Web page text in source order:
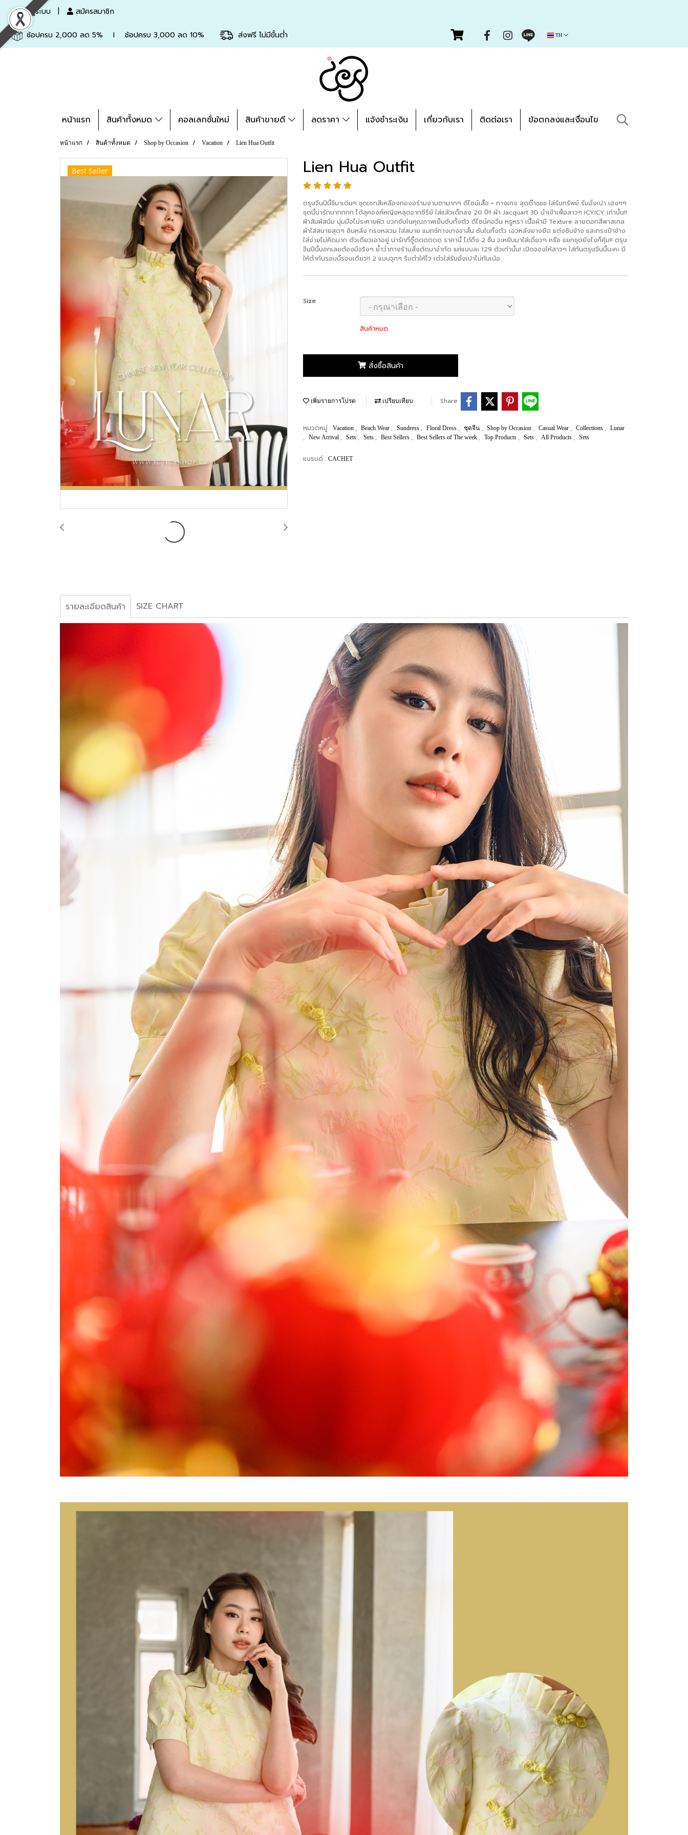
เข้าสู่ระบบ สมัครสมาชิก
ช้อปครบ 2,000 ลด 5% l ช้อปครบ 3,000 ลด 10% ส่งฟรี ไม่มีขั้นต่ำ TH
หน้าแรก สินค้าทั้งหมด คอลเลกชั่นใหม่ สินค้าขายดี ลดราคา แจ้งชำระเงิน เกี่ยวกับเรา ติดต่อเรา ข้อตกลงและเงื่อนไข
หน้าแรก สินค้าทั้งหมด Shop by Occasion Vacation Lien Hua Outfit
Best Seller Lien Hua Outfit
ตรุษจีนปีนี้ชีมาเด่นๆ ชุดเซทสีเหลืองทองอร่ามงามตามากๆ ดีไซน์เสื้อ + กางเกง สุดต๊าชชช ใส่รับทรัพย์ รับอั่งเปา เฮงๆๆ
ชุดนี้น่ารักมากกกก ได้ลุคองศ์หญิงหลุดจากซีรีย์ ใส่แล้วเด็กลง 20 ปี!! ผ้า Jacquart 3D นำเข้าเพื่อสาวๆ ICYICY เท่านั้น!!
ผ้าสัมผัสนิ่ม นุ่มมือไม่ระคายผิว บวกซับในคุณภาพเย็บซับทั้งตัว ดีไซน์คอจีน หรูหรา เนื้อผ้ามี Texture ลายดอกสีพาสเทล
ผ้าใส่สบายสุดๆ ซิบหลัง ทรงหลวม ใส่สบาย แมทช์กางเกงขาสั้น ซับในทั้งตัว เอวหลังยางยืด แต่งซิบข้าง และกระเป๋าข้าง
ใส่ง่ายไม่คิดมาก ตัวเดียวเอาอยู่ น่ารักที่ซู๊ดดดดดด ราคานี้ ได้ถึง 2 ชิ้น จะหยิบมาใส่เดี่ยวๆ หรือ แยกชุดยังไงก็คุ้ม!! ตรุษ
จีนปีนี้บอกเลยต้องมีจริงๆ ย้ำว่าทางร้านสั่งตัดมาจำกัด แค่แบบละ 129 ตัวเท่านั้น! เปิดจองให้สาวๆ ใส่ทันตรุษจีนนี้นะคะ มี
ให้ตำกันรอบนี้รอบเดียว!! 2 แบบจุกๆ รีบตำให้ไว เด๋วใส่รับอั่งเปาไม่ทันเน้อ
Size
สินค้าหมด
สั่งซื้อสินค้า
เพิ่มรายการโปรด เปรียบเทียบ Share
หมวดหมู่ : Vacation Beach Wear Sundress Floral Dress ชุดจีน Shop by Occasion Casual Wear Collections Lunar
New Arrival Sets Sets Best Sellers Best Sellers of The week Top Products Sets All Products Sets
แบรนด์ : CACHET
รายละเอียดสินค้า SIZE CHART